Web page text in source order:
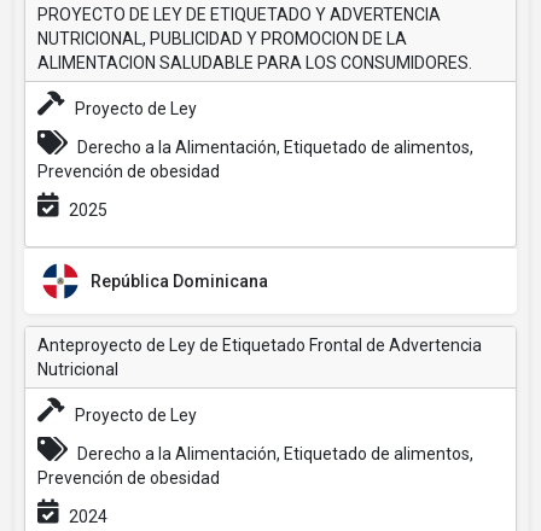
PROYECTO DE LEY DE ETIQUETADO Y ADVERTENCIA
NUTRICIONAL, PUBLICIDAD Y PROMOCION DE LA
ALIMENTACION SALUDABLE PARA LOS CONSUMIDORES.
Proyecto de Ley
Derecho a la Alimentación, Etiquetado de alimentos,
Prevención de obesidad
2025
República Dominicana
Anteproyecto de Ley de Etiquetado Frontal de Advertencia
Nutricional
Proyecto de Ley
Derecho a la Alimentación, Etiquetado de alimentos,
Prevención de obesidad
2024